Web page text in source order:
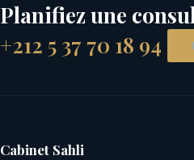
Planifiez une
+212 5 37 70 18 94
Cabinet Sahli